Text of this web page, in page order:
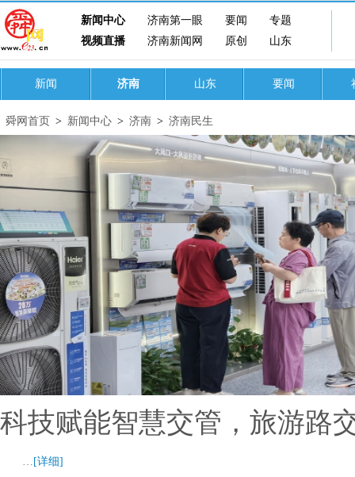
新闻中心 济南第一眼 要闻
专题
视频直播
济南新闻网 原创 山东
新闻 济南 山东 要闻
舜网首页 > 新闻中心 > 济南 > 济南民生
科技赋能智慧交管，旅游路
… [详细]